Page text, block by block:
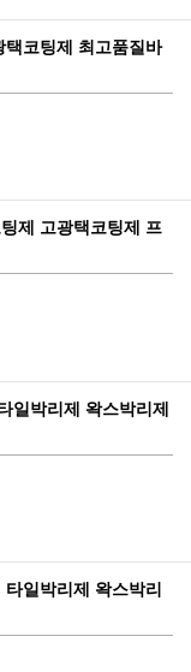
코팅제 최고품질바
제 고광택코팅제 프
일박리제 왁스박리제
일박리제 왁스박리